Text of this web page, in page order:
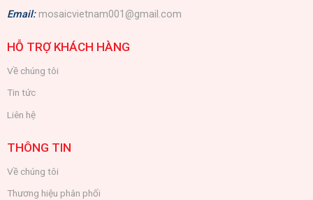
Email: mosaicvietnam001@gmail.com
HỖ TRỢ KHÁCH HÀNG
Về chúng tôi
Tin tức
Liên hệ
THÔNG TIN
Về chúng tôi
Thương hiệu phân phối